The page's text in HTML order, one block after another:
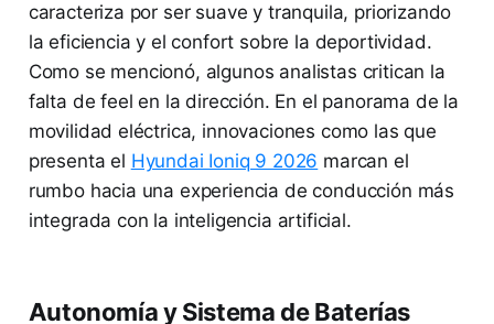
caracteriza por ser suave y tranquila, priorizando
la eficiencia y el confort sobre la deportividad.
Como se mencionó, algunos analistas critican la
falta de feel en la dirección. En el panorama de la
movilidad eléctrica, innovaciones como las que
presenta el Hyundai Ioniq 9 2026 marcan el
rumbo hacia una experiencia de conducción más
integrada con la inteligencia artificial.
Autonomía y Sistema de Baterías